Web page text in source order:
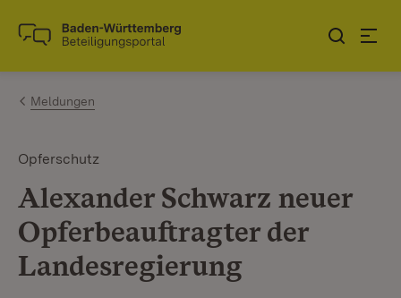
Zum Inhalt springen
Link zur Startseite
Meldungen
Opferschutz
Alexander Schwarz neuer
Opferbeauftragter der
Landesregierung